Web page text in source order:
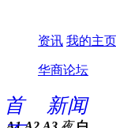
资讯 我的主页
华商论坛
首
新闻